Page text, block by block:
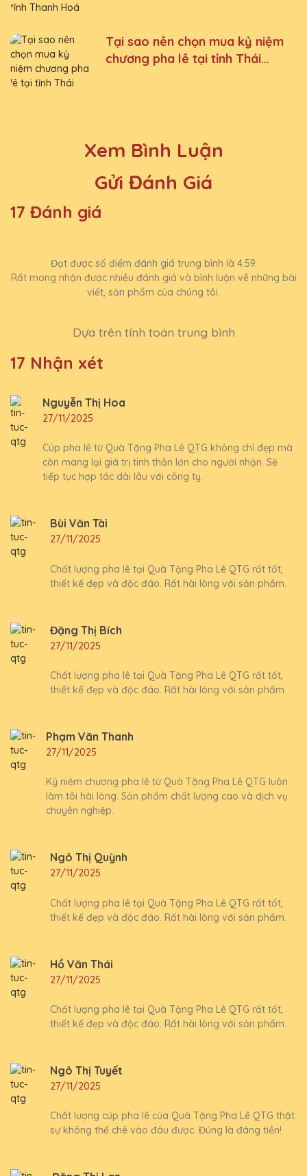
Tại sao nên chọn mua kỷ niệm
chương pha lê tại tỉnh Thái
Xem Bình Luận
Gửi Đánh Giá
17 Đánh giá
Đạt được số điểm đánh giá trung bình là 4.59.
Rất mong nhận được nhiều đánh giá và bình luận về những bài
viết, sản phẩm của chúng tôi.
Dựa trên tính toán trung bình
17 Nhận xét
Nguyễn Thị Hoa
27/11/2025
Cúp pha lê từ Quà Tặng Pha Lê QTG không chỉ đẹp mà
còn mang lại giá trị tinh thần lớn cho người nhận. Sẽ
tiếp tục hợp tác dài lâu với công ty.
Bùi Văn Tài
27/11/2025
Chất lượng pha lê tại Quà Tặng Pha Lê QTG rất tốt,
thiết kế đẹp và độc đáo. Rất hài lòng với sản phẩm.
Đặng Thị Bích
27/11/2025
Chất lượng pha lê tại Quà Tặng Pha Lê QTG rất tốt,
thiết kế đẹp và độc đáo. Rất hài lòng với sản phẩm.
Phạm Văn Thanh
27/11/2025
Kỷ niệm chương pha lê từ Quà Tặng Pha Lê QTG luôn
làm tôi hài lòng. Sản phẩm chất lượng cao và dịch vụ
chuyên nghiệp.
Ngô Thị Quỳnh
27/11/2025
Chất lượng pha lê tại Quà Tặng Pha Lê QTG rất tốt,
thiết kế đẹp và độc đáo. Rất hài lòng với sản phẩm.
Hồ Văn Thái
27/11/2025
Chất lượng pha lê tại Quà Tặng Pha Lê QTG rất tốt,
thiết kế đẹp và độc đáo. Rất hài lòng với sản phẩm.
Ngô Thị Tuyết
27/11/2025
Chất lượng cúp pha lê của Quà Tặng Pha Lê QTG thật
sự không thể chê vào đâu được. Đúng là đáng tiền!